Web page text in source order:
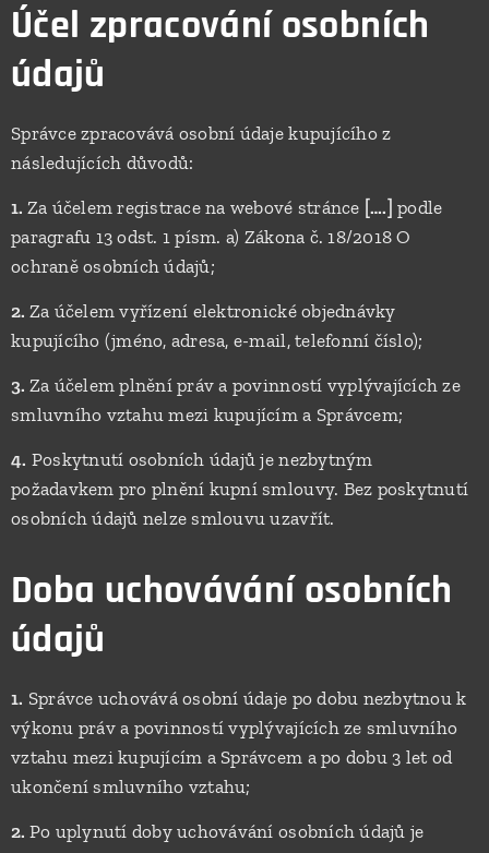
Účel zpracování osobních
údajů
Správce zpracovává osobní údaje kupujícího z
následujících důvodů:
1. Za účelem registrace na webové stránce [….] podle
paragrafu 13 odst. 1 písm. a) Zákona č. 18/2018 O
ochraně osobních údajů;
2. Za účelem vyřízení elektronické objednávky
kupujícího (jméno, adresa, e-mail, telefonní číslo);
3. Za účelem plnění práv a povinností vyplývajících ze
smluvního vztahu mezi kupujícím a Správcem;
4. Poskytnutí osobních údajů je nezbytným
požadavkem pro plnění kupní smlouvy. Bez poskytnutí
osobních údajů nelze smlouvu uzavřít.
Doba uchovávání osobních
údajů
1. Správce uchovává osobní údaje po dobu nezbytnou k
výkonu práv a povinností vyplývajících ze smluvního
vztahu mezi kupujícím a Správcem a po dobu 3 let od
ukončení smluvního vztahu;
2. Po uplynutí doby uchovávání osobních údajů je